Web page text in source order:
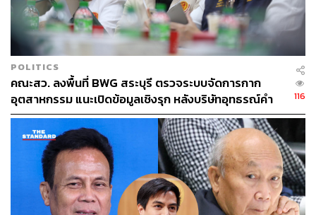
สามารถติดตาม THE STANDARD WEALTH
ผ่านแอปพลิเคชันต่างๆ ที่คุณสะดวกหรือใช้งานอยู่แล้วได้เลย
TAGS: GMM Grammy โรงพยาบาลศิริราช
การกุศล
คอนเสิร์ต
ศูนย์วิทยาการเวชศาสตร์ผู้สูงอายุระดับชาติ
เบิร์ด-ธงไชย แมคอินไตย์
สมาชิกวุฒิสภา (สว.)
POLITICS
คณะสว. ลงพื้นที่ BWG สระบุรี ตรวจระบบจัดการกาก
อุตสาหกรรม แนะเปิดข้อมูลเชิงรุก หลังบริษัทอุทธรณ์คำ
สั่งกรมโรงงานฯ
116